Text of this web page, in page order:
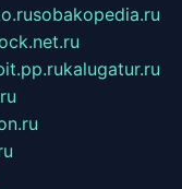
sobakopedia.ru
kalugatur.ru